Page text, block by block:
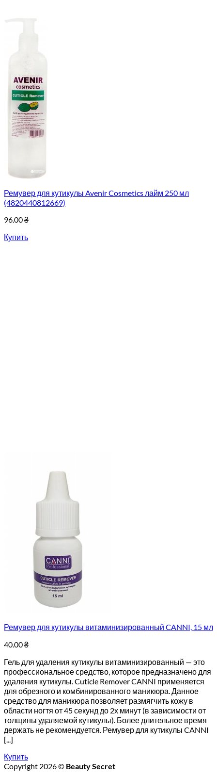
Ремувер для кутикулы Avenir Cosmetics лайм 250 мл
(4820440812669)
96.00₴
Купить
Ремувер для кутикулы витаминизированный CANNI, 15 мл
40.00₴
Гель для удаления кутикулы витаминизированный — это
профессиональное средство, которое предназначено для
удаления кутикулы. Cuticle Remover CANNI применяется
для обрезного и комбинированного маникюра. Данное
средство для маникюра позволяет размягчить кожу в
области ногтя от 45 секунд до 2х минут (в зависимости от
толщины удаляемой кутикулы). Более длительное время
держать не рекомендуется. Ремувер для кутикулы CANNI
[...]
Купить
Copyright 2026 © Beauty Secret